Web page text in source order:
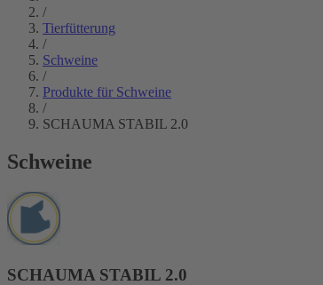
/
Tierfütterung
/
Schweine
/
Produkte für Schweine
/
SCHAUMA STABIL 2.0
Schweine
SCHAUMA STABIL 2.0